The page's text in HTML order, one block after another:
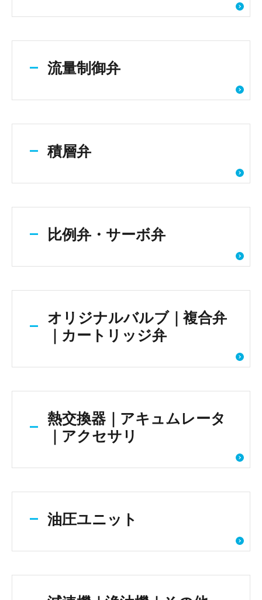
流量制御弁
積層弁
比例弁・サーボ弁
オリジナルバルブ｜複合弁
｜カートリッジ弁
熱交換器｜アキュムレータ
｜アクセサリ
油圧ユニット